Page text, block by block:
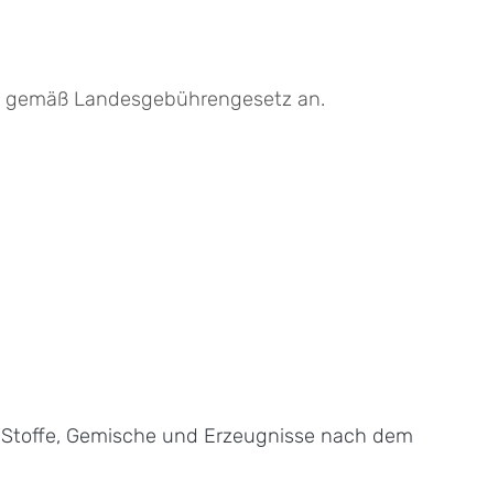
Landesgebührengesetz an.
Gemische und Erzeugnisse nach dem